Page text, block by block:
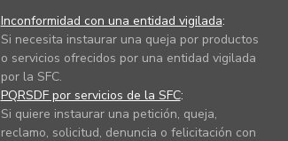
Inconformidad con una entidad vigilada:
Si necesita instaurar una queja por productos
o servicios ofrecidos por una entidad vigilada
por la SFC.
PQRSDF por servicios de la SFC:
Si quiere instaurar una petición, queja,
reclamo, solicitud, denuncia o felicitación con